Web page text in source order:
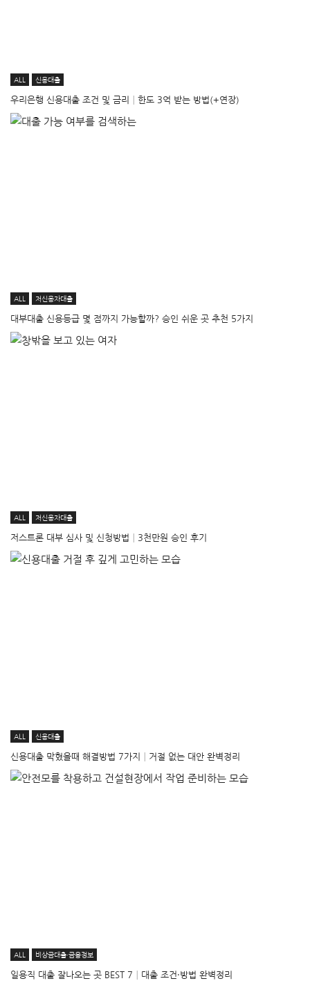
ALL 신용대출
우리은행 신용대출 조건 및 금리│한도 3억 받는 방법(+연장)
ALL 저신용자대출
대부대출 신용등급 몇 점까지 가능할까? 승인 쉬운 곳 추천 5가지
ALL 저신용자대출
저스트론 대부 심사 및 신청방법│3천만원 승인 후기
ALL 신용대출
신용대출 막혔을때 해결방법 7가지│거절 없는 대안 완벽정리
ALL 비상금대출·금융정보
일용직 대출 잘나오는 곳 BEST 7│대출 조건·방법 완벽정리